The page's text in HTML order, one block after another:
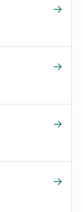
→
→
→
→